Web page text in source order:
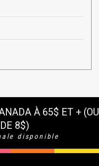
À 65$ ET + (OU
8$)
disponible